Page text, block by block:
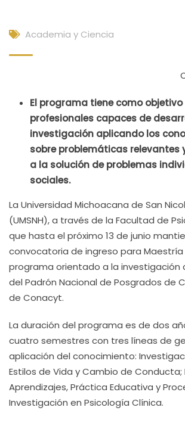
Academia y Ciencia
El programa tiene como
profesionales capaces de
investigación aplicando los
sobre problemáticas relevantes
a la solución de problemas
sociales.
La Universidad Michoacana de San
(UMSNH), a través de la Facultad de
que hasta el próximo 13 de junio
convocatoria de ingreso para Maestría
programa orientado a la investigación
del Padrón Nacional de Posgrados de
de Conacyt.
La duración del programa es de dos
cuatro semestres con tres líneas de
aplicación del conocimiento:
Estilos de Vida y Cambio de
Aprendizajes, Práctica Educativa y
Investigación en Psicología Clínica.